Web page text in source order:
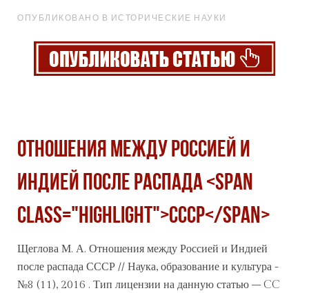
ОПУБЛИКОВАНО В ИСТОРИЧЕСКИЕ НАУКИ
Отношения между Россией и
Индией после распада <span
class="highlight">СССР</span>
Щеглова М. А. Отношения между Россией и Индией
после распада СССР // Наука, образование и культура -
№8 (11), 2016 . Тип лицензии на данную статью – CC